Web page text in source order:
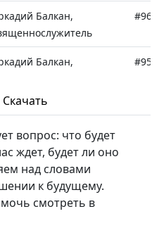
Балкан,
#96
Балкан,
#95
Балкан,
Балкан,
Балкан,
Скачать
вопрос: что будет
ждет, будет ли оно
над словами
к будущему.
смотреть в